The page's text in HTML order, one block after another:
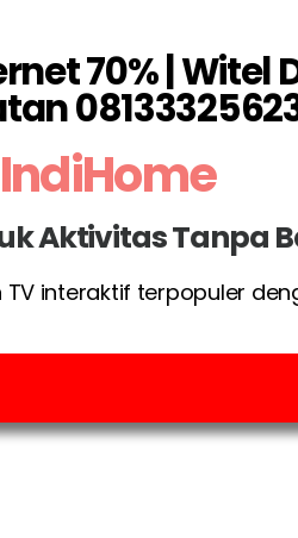
70% | Witel
Aktivitas Tanpa
interaktif terpopuler